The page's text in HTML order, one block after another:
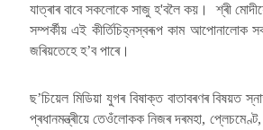
যাত্ৰাৰ বাবে সকলোকে সাজু হ'বলৈ কয়। শ্ৰী
সম্পৰ্কীয় এই কীৰ্তিচিহ্নস্বৰূপ কাম আপোনালোক
জৰিয়তেহে হ’ব পাৰে।
ছ’চিয়েল মিডিয়া যুগৰ বিষাক্ত বাতাবৰণৰ বিষয়ত
প্ৰধানমন্ত্ৰীয়ে তেওঁলোকক নিজৰ দৰমহা, প্লেচমেণ্ট,